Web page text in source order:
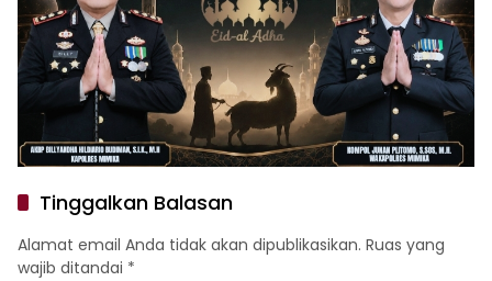
Tinggalkan Balasan
Alamat email Anda tidak akan dipublikasikan. Ruas yang
wajib ditandai *